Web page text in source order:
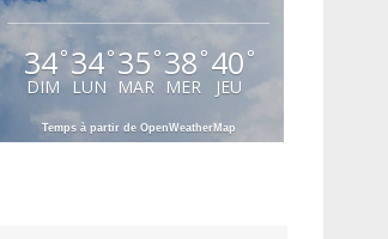
34°
DIM
34°
LUN
35 °
MAR
38 °
MER
40 °
JEU
Temps à partir de OpenWeatherMap